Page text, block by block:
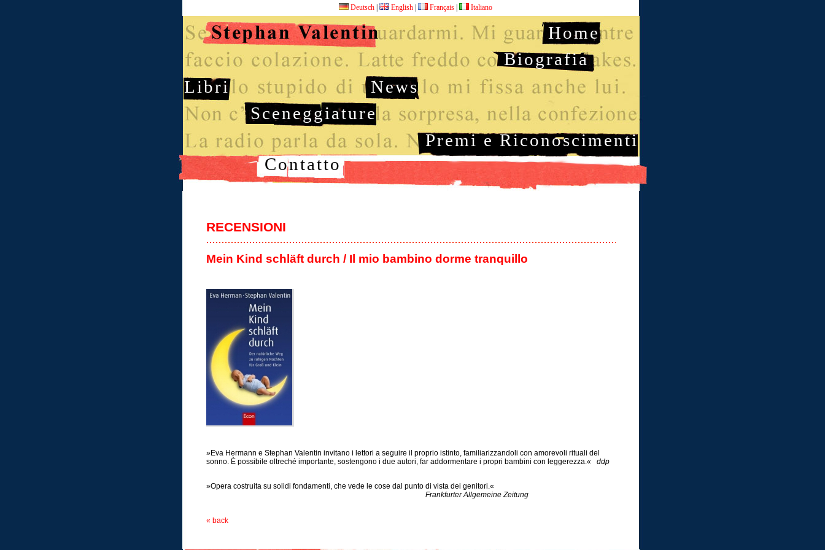
Deutsch English Français Italiano
Home
Biografia
Libri
News
Sceneggiature
Premi e Riconoscimenti
Contatto
RECENSIONI
Mein Kind schläft durch / Il mio bambino dorme tranquillo
»Eva Hermann e Stephan Valentin invitano i lettori a seguire il proprio istinto, familiarizzandoli con amorevoli rituali del
sonno. È possibile oltreché importante, sostengono i due autori, far addormentare i propri bambini con leggerezza.« ddp
»Opera costruita su solidi fondamenti, che vede le cose dal punto di vista dei genitori.«
Frankfurter Allgemeine Zeitung
« back